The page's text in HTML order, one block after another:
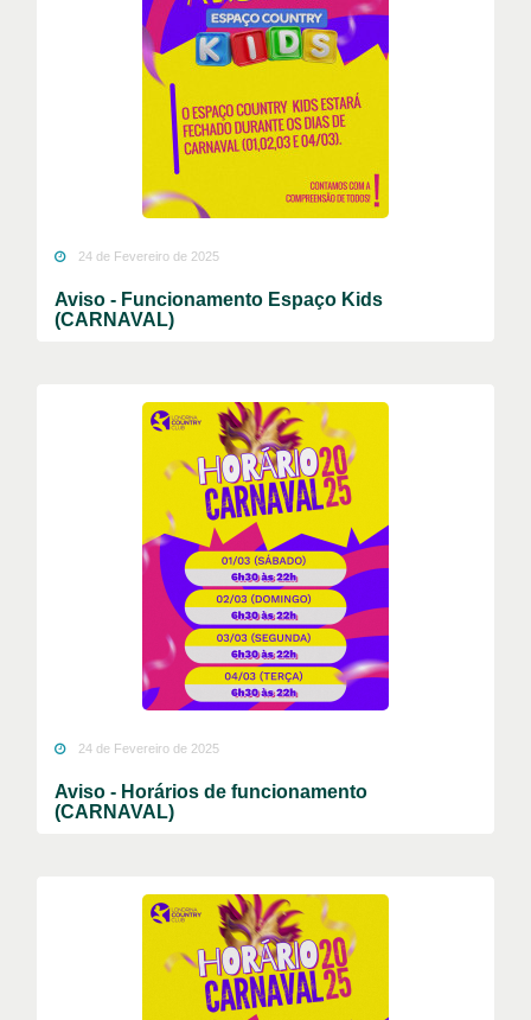
24 de Fevereiro de 2025
Aviso - Funcionamento Espaço Kids
(CARNAVAL)
24 de Fevereiro de 2025
Aviso - Horários de funcionamento
(CARNAVAL)